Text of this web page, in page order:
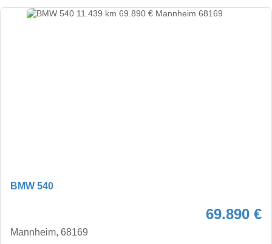
BMW 540
69.890 €
Mannheim, 68169